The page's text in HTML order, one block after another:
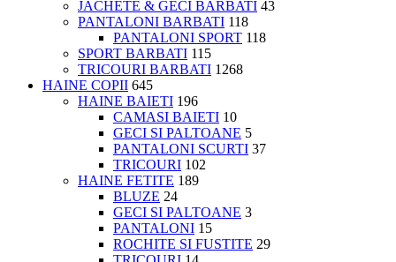
JACHETE & GECI BARBATI 43
PANTALONI BARBATI 118
PANTALONI SPORT 118
SPORT BARBATI 115
TRICOURI BARBATI 1268
HAINE COPII 645
HAINE BAIETI 196
CAMASI BAIETI 10
GECI SI PALTOANE 5
PANTALONI SCURTI 37
TRICOURI 102
HAINE FETITE 189
BLUZE 24
GECI SI PALTOANE 3
PANTALONI 15
ROCHITE SI FUSTITE 29